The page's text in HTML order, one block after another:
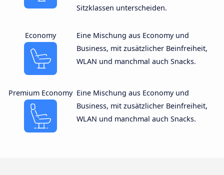
Sitzklassen unterscheiden.
Economy
Eine Mischung aus Economy und
Business, mit zusätzlicher Beinfreiheit,
WLAN und manchmal auch Snacks.
Premium Economy Eine Mischung aus Economy und
Business, mit zusätzlicher Beinfreiheit,
WLAN und manchmal auch Snacks.